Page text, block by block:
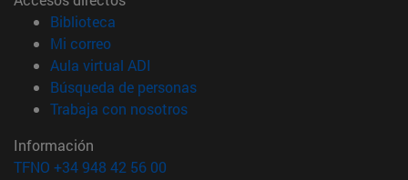
Biblioteca
Mi correo(abre en nueva ventana)
Aula virtual ADI
Búsqueda de personas(abre en nueva ventana)
Trabaja con nosotros(abre en nueva ventana)
Información
TFNO +34 948 42 56 00